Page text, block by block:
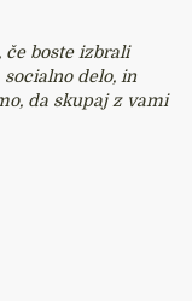
če boste izbrali
socialno delo, in
da skupaj z vami